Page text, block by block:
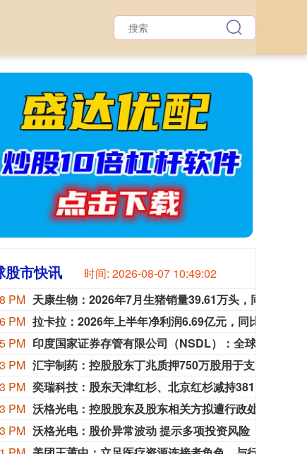
股市快讯 时间: 2026-08-07 10:49:04
PM
PM
PM
PM
汇宇制药：控股股东丁兆质押750万股用于支持子公司经营
PM
PM
PM 沃格光电：股价异常波动 提示多项投资风险